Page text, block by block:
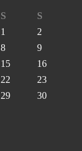
S
S
1
2
8
9
15
16
22
23
29 30